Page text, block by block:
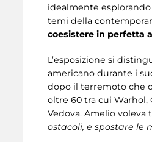
idealmente esplorando
temi della
coesistere in perfetta
L’esposizione si
americano durante i
dopo il terremoto che
oltre 60 tra cui Warhol,
Vedova. Amelio voleva
ostacoli, e spostare le